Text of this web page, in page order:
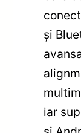
și
iar